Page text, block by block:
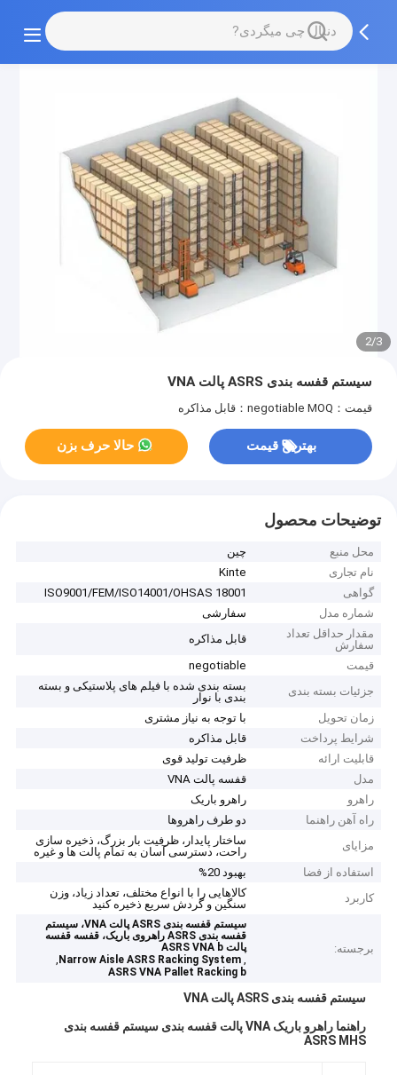
2/3
سیستم قفسه بندی ASRS پالت VNA
قیمت：negotiable MOQ：قابل مذاکره
بهترین قیمت حالا حرف بزن
توضیحات محصول
محل منبع
چین
نام تجاری
Kinte
گواهی
ISO9001/FEM/ISO14001/OHSAS 18001
شماره مدل
سفارشی
مقدار حداقل تعداد
سفارش
قابل مذاکره
قیمت
negotiable
جزئیات بسته بندی
بسته بندی شده با فیلم های پلاستیکی و بسته
بندی با نوار
زمان تحویل
با توجه به نیاز مشتری
شرایط پرداخت
قابل مذاکره
قابلیت ارائه
ظرفیت تولید قوی
مدل
قفسه پالت VNA
راهرو
راهرو باریک
راه آهن راهنما
دو طرف راهروها
مزایای
ساختار پایدار، ظرفیت بار بزرگ، ذخیره سازی
راحت، دسترسی آسان به تمام پالت ها و غیره
استفاده از فضا
بهبود 20%
کاربرد
کالاهایی را با انواع مختلف، تعداد زیاد، وزن
سنگین و گردش سریع ذخیره کنید
برجسته:
سیستم قفسه بندی ASRS پالت VNA، سیستم
قفسه بندی ASRS راهروی باریک، قفسه قفسه
پالت ASRS VNA b
,
Narrow Aisle ASRS Racking System
,
ASRS VNA Pallet Racking b
سیستم قفسه بندی ASRS پالت VNA
راهنما راهرو باریک VNA پالت قفسه بندی سیستم قفسه بندی
ASRS MHS